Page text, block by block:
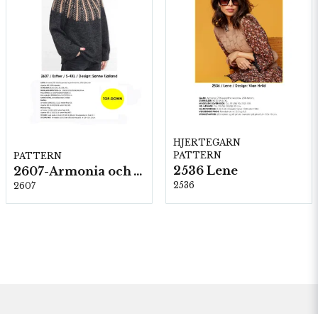
PATTERN
2607-Armonia och Alpaca 400
2607
HJERTEGARN
PATTERN
2536 Lene
2536